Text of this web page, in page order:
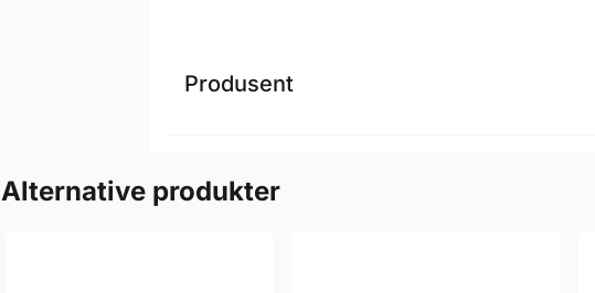
Produsent
Alternative produkter